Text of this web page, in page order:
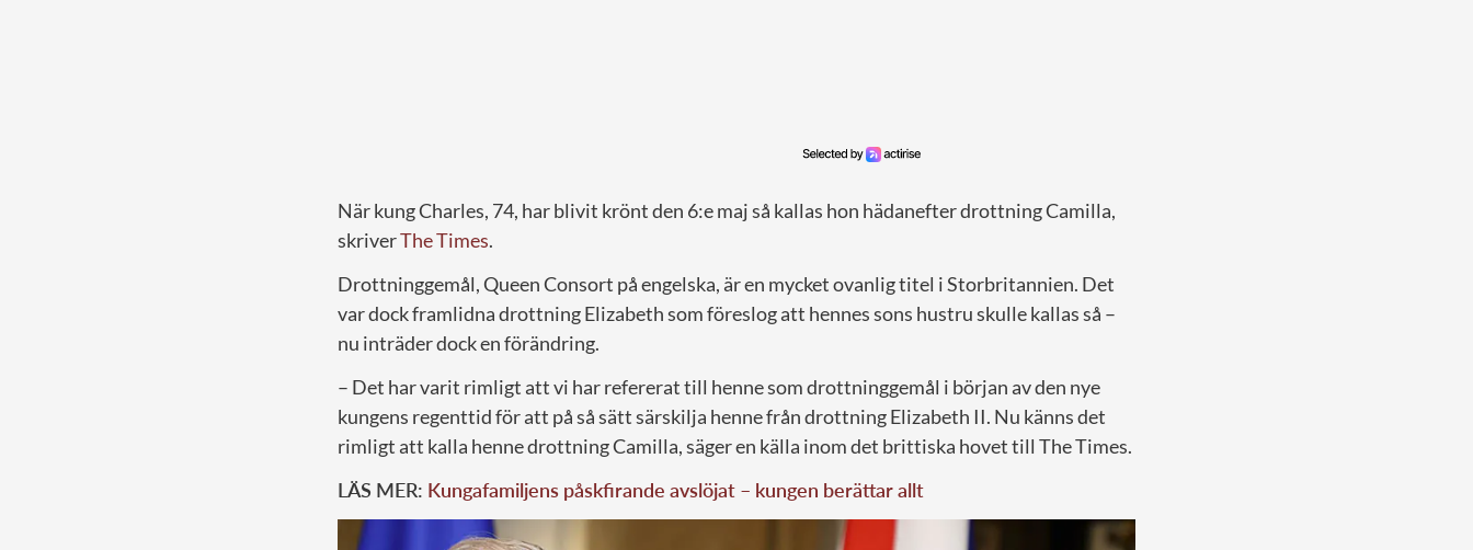
När kung Charles, 74, har blivit krönt den 6:e maj så kallas hon hädanefter drottning Camilla,
skriverThe Times.
Drottninggemål, Queen Consort på engelska, är en mycket ovanlig titel i Storbritannien. Det
var dock framlidna drottning Elizabeth som föreslog att hennes sons hustru skulle kallas så –
nu inträder dock en förändring.
– Det har varit rimligt att vi har refererat till henne som drottninggemål i början av den nye
kungens regenttid för att på så sätt särskilja henne från drottning Elizabeth II. Nu känns det
rimligt att kalla henne drottning Camilla, säger en källa inom det brittiska hovet till The Times.
LÄS MER: Kungafamiljens påskfirande avslöjat – kungen berättar allt